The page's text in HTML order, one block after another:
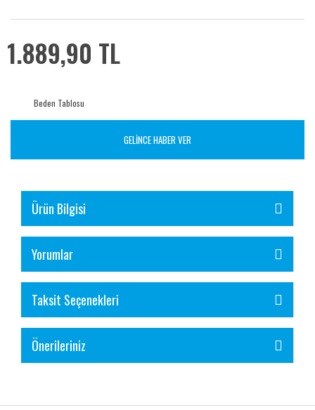
1.889,90 TL
Beden Tablosu
GELİNCE HABER VER
Ürün Bilgisi
Yorumlar
Taksit Seçenekleri
Önerileriniz